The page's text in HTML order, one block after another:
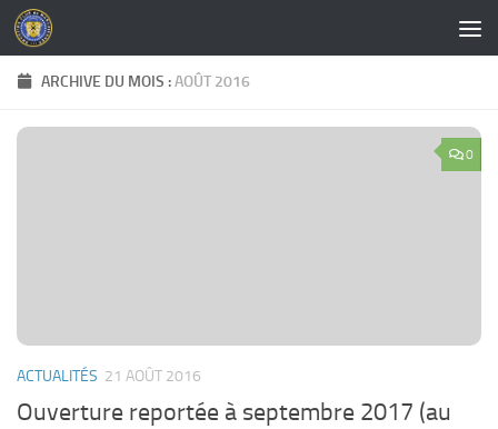
Skip to content
ARCHIVE DU MOIS :AOÛT 2016
0
ACTUALITÉS 21 AOÛT 2016
Ouverture reportée à septembre 2017 (au